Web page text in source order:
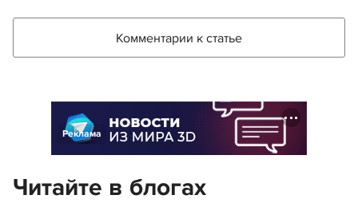
Комментарии к статье
Реклама
Читайте в блогах